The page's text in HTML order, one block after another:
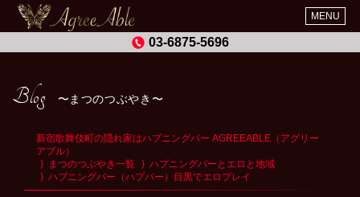
MENU
03-6875-5696
Blog まつのつぶやき
新宿歌舞伎町の隠れ家はハプニングバー AGREEABLE（アグリー
アブル）
まつのつぶやき一覧
ハプニングバーとエロと地域
ハプニングバー（ハプバー）目黒でエロプレイ